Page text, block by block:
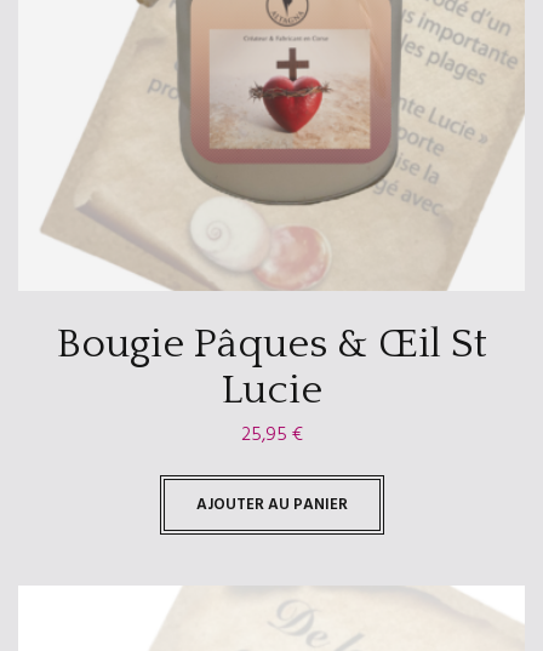
Bougie Pâques & Œil St
Lucie
25,95€
AJOUTER AU PANIER